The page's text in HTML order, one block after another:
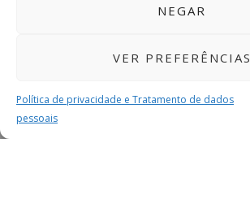
NEGAR
VER PREFERÊNCIAS
Política de privacidade e Tratamento de dados
pessoais